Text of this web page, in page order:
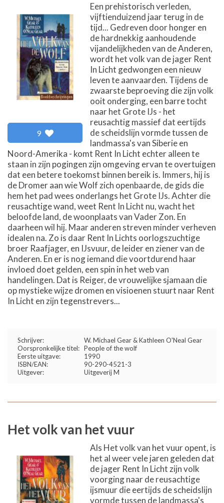
9
Een prehistorisch verleden,
vijftienduizend jaar terug in de
tijd... Gedreven door honger en
de hardnekkig aanhoudende
vijandelijkheden van de Anderen,
wordt het volk van de jager Rent
In Licht gedwongen een nieuw
leven te aanvaarden. Tijdens de
zwaarste beproeving die zijn volk
ooit onderging, een barre tocht
naar het Grote IJs - het
reusachtig massief dat eertijds
de scheidslijn vormde tussen de
landmassa's van Siberie en
Noord-Amerika - komt Rent In Licht echter alleen te
staan in zijn pogingen zijn omgeving ervan te overtuigen
dat een betere toekomst binnen bereik is. Immers, hij is
de Dromer aan wie Wolf zich openbaarde, de gids die
hem het pad wees onderlangs het Grote IJs. Achter die
reusachtige wand, weet Rent In Licht nu, wacht het
beloofde land, de woonplaats van Vader Zon. En
daarheen wil hij. Maar anderen streven minder verheven
idealen na. Zo is daar Rent In Lichts oorlogszuchtige
broer Raafjager, en IJsvuur, de leider en ziener van de
Anderen. En er is nog iemand die voortdurend haar
invloed doet gelden, een spin in het web van
handelingen. Dat is Reiger, de vrouwelijke sjamaan die
op mystieke wijze dromen en visioenen stuurt naar Rent
In Licht en zijn tegenstrevers...
Schrijver:
W. Michael Gear & Kathleen O'Neal Gear
Oorspronkelijke titel: People of the wolf
Eerste uitgave:
1990
ISBN/EAN:
90-290-4521-3
Uitgever:
Uitgeverij M
Het volk van het vuur
Als Het volk van het vuur opent, is
het al weer vele jaren geleden dat
de jager Rent In Licht zijn volk
voorging naar de reusachtige
ijsmuur die eertijds de scheidslijn
vormde tussen de landmassa's